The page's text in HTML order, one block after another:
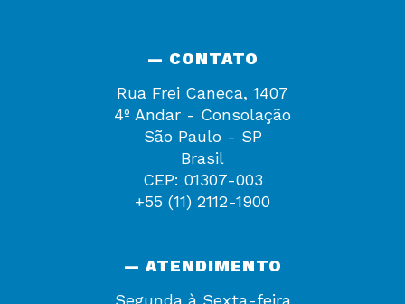
— CONTATO
Rua Frei Caneca, 1407
4º Andar - Consolação
São Paulo - SP
Brasil
CEP: 01307-003
+55 (11) 2112-1900
— ATENDIMENTO
Segunda à Sexta-feira